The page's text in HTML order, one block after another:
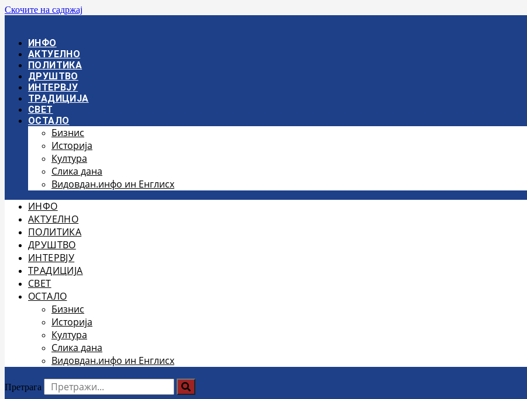
Скочите на садржај
ИНФО
АКТУЕЛНО
ПОЛИТИКА
ДРУШТВО
ИНТЕРВЈУ
ТРАДИЦИЈА
СВЕТ
ОСТАЛО
Бизнис
Историја
Култура
Слика дана
Видовдан.инфо ин Енглисх
ИНФО
АКТУЕЛНО
ПОЛИТИКА
ДРУШТВО
ИНТЕРВЈУ
ТРАДИЦИЈА
СВЕТ
ОСТАЛО
Бизнис
Историја
Култура
Слика дана
Видовдан.инфо ин Енглисх
Претрага